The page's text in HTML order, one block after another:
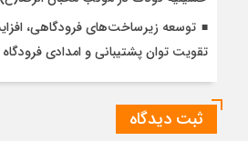
توسعه زیرساخت‌های فرودگاهی،
تقویت توان پشتیبانی و امدادی
ثبت دیدگاه